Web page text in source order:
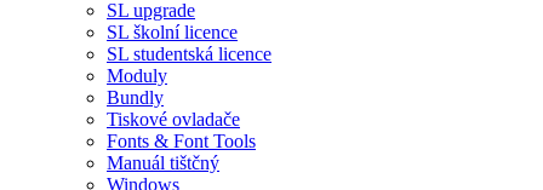
SL upgrade
SL školní licence
SL studentská licence
Moduly
Bundly
Tiskové ovladače
Fonts & Font Tools
Manuál tištčný
Windows